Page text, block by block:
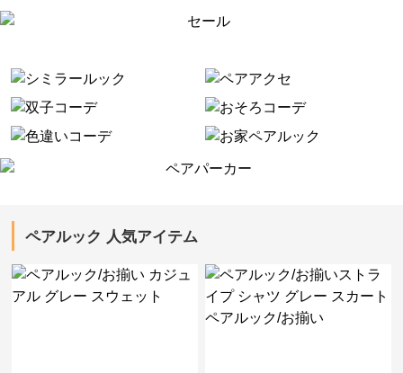
ペアルック 人気アイテム